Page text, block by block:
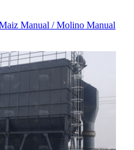
Manual / Molino Manual